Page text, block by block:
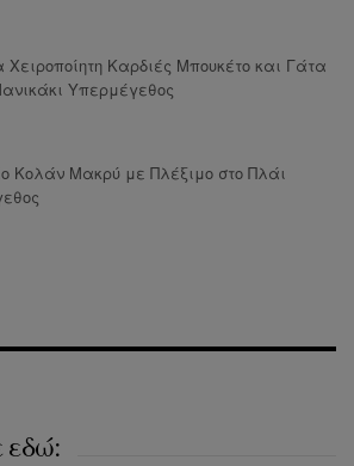
Καρδιές Μπουκέτο και Γάτα
Υπερμέγεθος
Kολάν Mακρύ με Πλέξιμο στο Πλάι
εδώ: